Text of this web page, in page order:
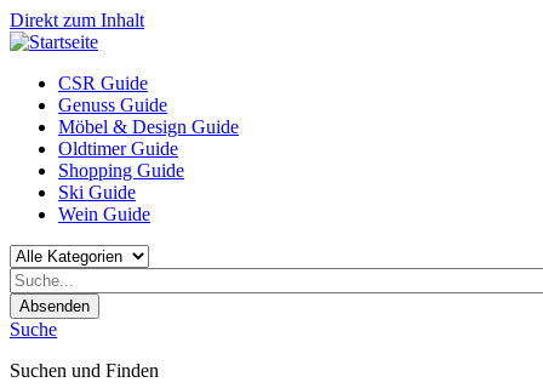
Direkt zum Inhalt
CSR Guide
Genuss Guide
Möbel & Design Guide
Oldtimer Guide
Shopping Guide
Ski Guide
Wein Guide
Absenden
Suche
Suchen und Finden